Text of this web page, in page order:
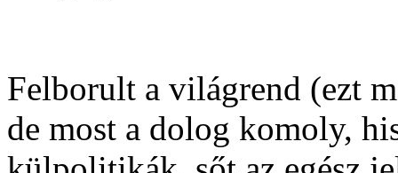
Felborult a világrend (ezt
de most a dolog komoly,